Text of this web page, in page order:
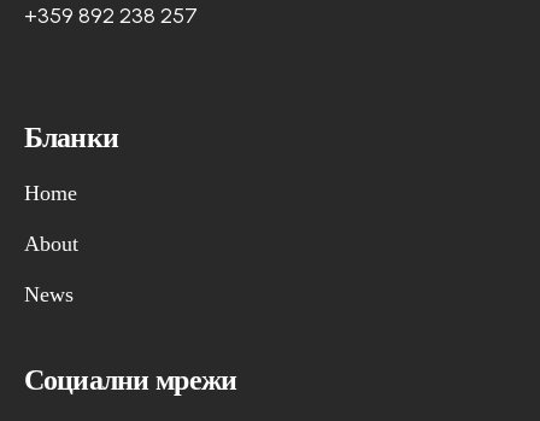
+359 892 238 257
Бланки
Home
About
News
Социални мрежи